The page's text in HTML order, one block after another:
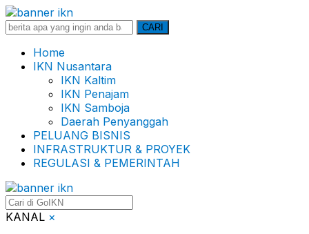
Search
CARI
Home
IKN Nusantara
IKN Kaltim
IKN Penajam
IKN Samboja
Daerah Penyanggah
PELUANG BISNIS
INFRASTRUKTUR & PROYEK
REGULASI & PEMERINTAH
KANAL ×